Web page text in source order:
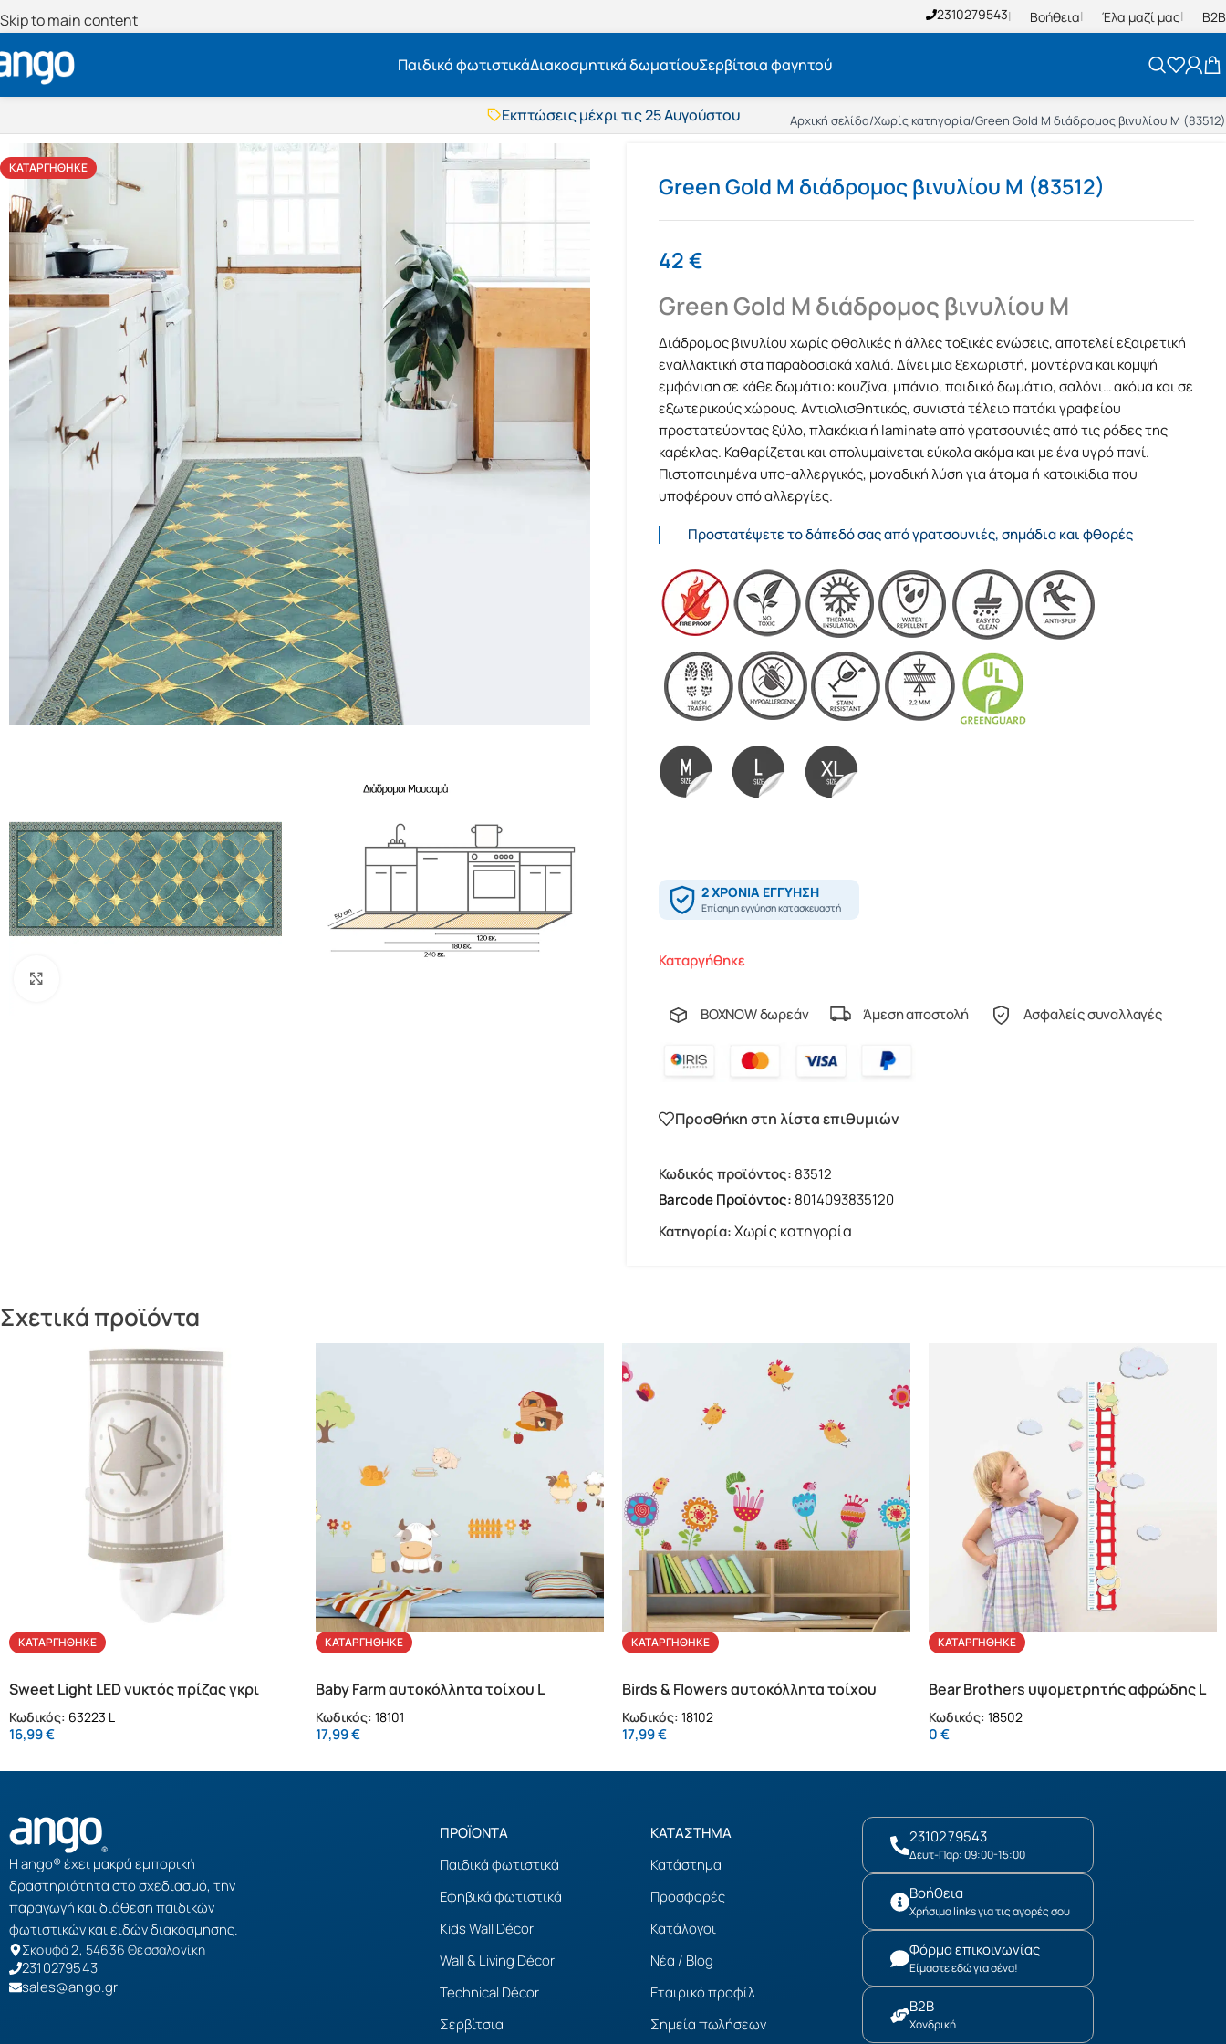
Skip to main content 2310279543 Βοήθεια Έλα μαζί μας B2B
Παιδικά φωτιστικάΔιακοσμητικά δωματίουΣερβίτσια φαγητού
Εκπτώσεις μέχρι τις 25 Αυγούστου
Δωρεάν μεταφορικά
BOXNOW αποστολή
Άμεση παράδοση
Εκπτώσεις μέχρι τις 25 Αυγούστου
BOXNOW αποστολή
Αρχική σελίδα/Χωρίς κατηγορία/Green Gold M διάδρομος βινυλίου M (83512)
ΚΑΤΑΡΓΉΘΗΚΕ
Green Gold M διάδρομος βινυλίου M (83512)
42€
Green Gold M διάδρομος βινυλίου M
Διάδρομος βινυλίου χωρίς φθαλικές ή άλλες τοξικές ενώσεις, αποτελεί εξαιρετική
εναλλακτική στα παραδοσιακά χαλιά. Δίνει μια ξεχωριστή, μοντέρνα και κομψή
εμφάνιση σε κάθε δωμάτιο: κουζίνα, μπάνιο, παιδικό δωμάτιο, σαλόνι… ακόμα και σε
εξωτερικούς χώρους. Αντιολισθητικός, συνιστά τέλειο πατάκι γραφείου
προστατεύοντας ξύλο, πλακάκια ή laminate από γρατσουνιές από τις ρόδες της
καρέκλας. Καθαρίζεται και απολυμαίνεται εύκολα ακόμα και με ένα υγρό πανί.
Πιστοποιημένα υπο-αλλεργικός, μοναδική λύση για άτομα ή κατοικίδια που
υποφέρουν από αλλεργίες.
Προστατέψετε το δάπεδό σας από γρατσουνιές, σημάδια και φθορές
Καταργήθηκε
BOXNOW δωρεάν Άμεση αποστολή Ασφαλείς συναλλαγές
Προσθήκη στη λίστα επιθυμιών
Barcode Προϊόντος: 8014093835120
Κωδικός προϊόντος: 83512
Κατηγορία:Χωρίς κατηγορία
Σχετικά προϊόντα
ΚΑΤΑΡΓΉΘΗΚΕ
Sweet Light LED νυκτός πρίζας γκρι
Κωδικός: 63223 L
16,99€
ΚΑΤΑΡΓΉΘΗΚΕ
Baby Farm αυτοκόλλητα τοίχου L
Κωδικός: 18101
17,99€
ΚΑΤΑΡΓΉΘΗΚΕ
Birds & Flowers αυτοκόλλητα τοίχου
Κωδικός: 18102
17,99€
ΚΑΤΑΡΓΉΘΗΚΕ
Bear Brothers υψομετρητής αφρώδης L
Κωδικός: 18502
0€
Η ango® έχει μακρά εμπορική
δραστηριότητα στο σχεδιασμό, την
παραγωγή και διάθεση παιδικών
φωτιστικών και ειδών διακόσμησης.
Σκουφά 2, 54636 Θεσσαλονίκη
2310279543
sales@ango.gr
ΠΡΟΪΟΝΤΑ
Παιδικά φωτιστικά
Εφηβικά φωτιστικά
Kids Wall Décor
Wall & Living Décor
Technical Décor
Σερβίτσια
ΚΑΤΑΣΤΗΜΑ
Κατάστημα
Προσφορές
Κατάλογοι
Νέα / Blog
Εταιρικό προφίλ
Σημεία πωλήσεων
2310279543
Δευτ-Παρ: 09:00-15:00
Βοήθεια
Χρήσιμα links για τις αγορές σου
Φόρμα επικοινωνίας
Είμαστε εδώ για σένα!
B2B
Χονδρική